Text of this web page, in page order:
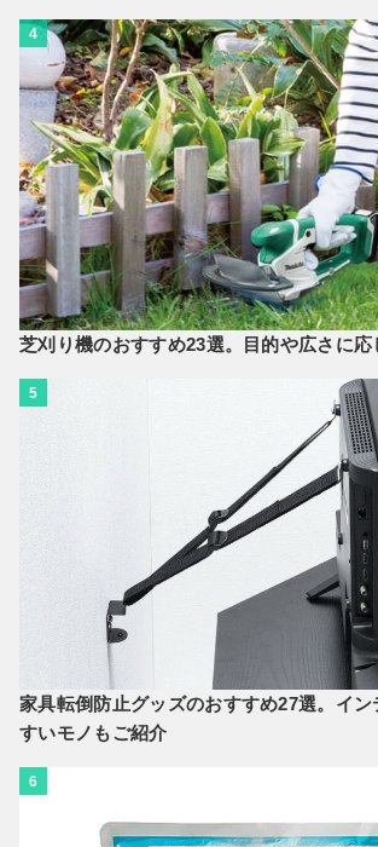
4
芝刈り機のおすすめ23選。目的や広さに
5
家具転倒防止グッズのおすすめ27選。イ
すいモノもご紹介
6